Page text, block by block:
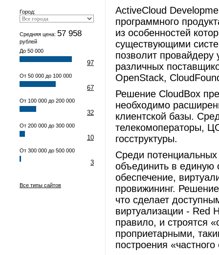
Город:
Средняя цена: 57 958
рублей
До 50 000
97
От 50 000 до 100 000
67
От 100 000 до 200 000
32
От 200 000 до 300 000
10
От 300 000 до 500 000
3
Все типы сайтов
ActiveCloud
программного
из особенностей
существующими
позволит провайдеру
различных
OpenStack,
Решение CloudBox
необходимо
клиентской базы.
телекомоператоры,
госструктуры.
Среди
объединить в единую
обеспечение,
провижининг.
что сделает
виртуализации - Red
правило, и строятся
проприетарными,
построения